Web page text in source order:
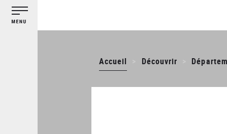
contenu
Accueil Découvrir
Gestion des cookies